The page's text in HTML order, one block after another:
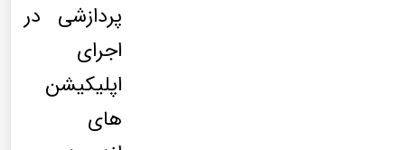
پردازشی در
اجرای
اپلیکیشن
های